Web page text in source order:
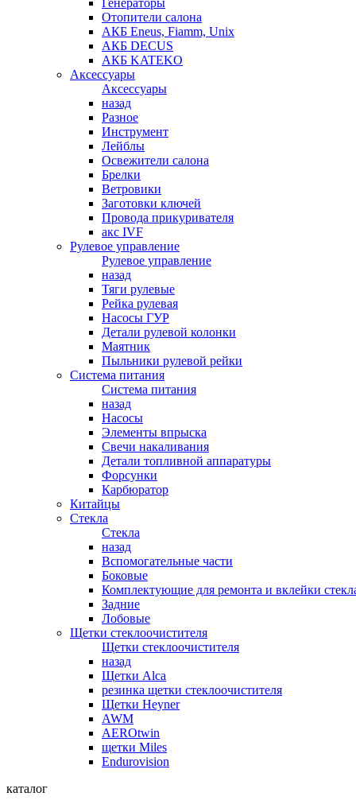
Генераторы
Отопители салона
АКБ Eneus, Fiamm, Unix
АКБ DECUS
АКБ KATEKO
Аксессуары
Аксессуары
назад
Разное
Инструмент
Лейблы
Освежители салона
Брелки
Ветровики
Заготовки ключей
Провода прикуривателя
акс IVF
Рулевое управление
Рулевое управление
назад
Тяги рулевые
Рейка рулевая
Насосы ГУР
Детали рулевой колонки
Маятник
Пыльники рулевой рейки
Система питания
Система питания
назад
Насосы
Элементы впрыска
Свечи накаливания
Детали топливной аппаратуры
Форсунки
Карбюратор
Китайцы
Стекла
Стекла
назад
Вспомогательные части
Боковые
Комплектующие для ремонта и вклейки
Задние
Лобовые
Щетки стеклоочистителя
Щетки стеклоочистителя
назад
Щетки Alca
резинка щетки стеклоочистителя
Щетки Heyner
AWM
AEROtwin
щетки Miles
Endurovision
каталог